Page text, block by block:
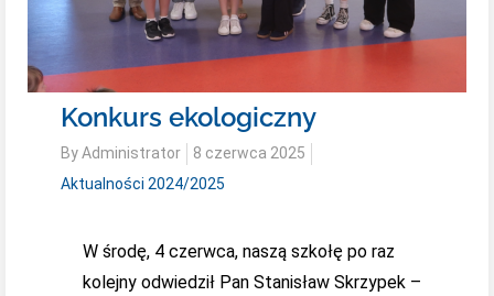
Konkurs ekologiczny
ByAdministrator
Posted
on
8 czerwca 2025
Aktualności 2024/2025
W środę, 4 czerwca, naszą szkołę po raz
kolejny odwiedził Pan Stanisław Skrzypek –